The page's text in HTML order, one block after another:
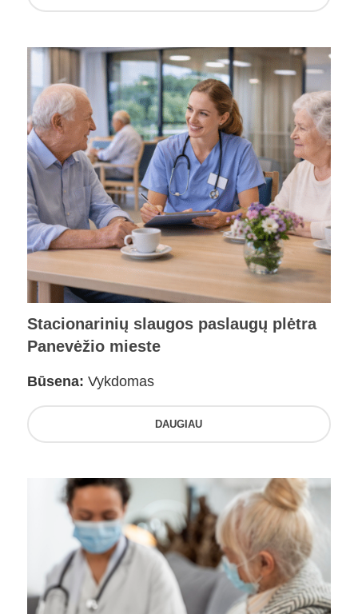
Stacionarinių slaugos paslaugų plėtra
Panevėžio mieste
Būsena: Vykdomas
DAUGIAU